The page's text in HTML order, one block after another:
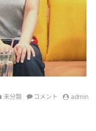
未分類 コメント admin